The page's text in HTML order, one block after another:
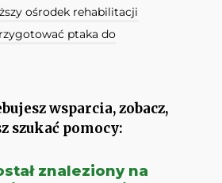
ośrodek rehabilitacji
ptaka do
wsparcia, zobacz,
szukać pomocy:
znaleziony na